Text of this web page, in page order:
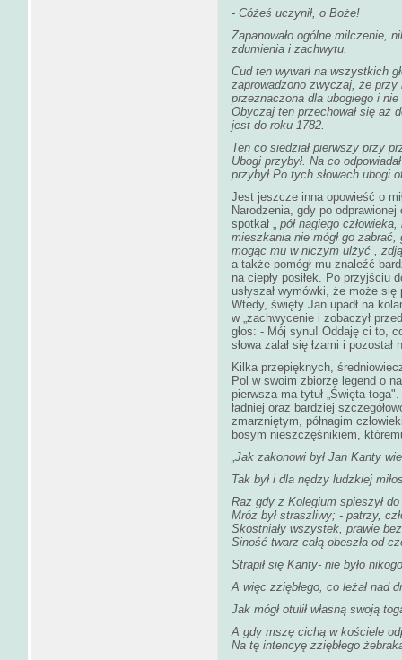
- Cóżeś uczynił, o Boże!
Zapanowało ogólne milczenie,
zdumienia i zachwytu.
Cud ten wywarł na wszystkich
zaprowadzono zwyczaj, że
przeznaczona dla ubogiego i
Obyczaj ten przechował się aż
jest do roku 1782.
Ten co siedział pierwszy przy
Ubogi przybył. Na co
przybył.Po tych słowach ubogi
Jest jeszcze inna opowieść o
Narodzenia, gdy po
spotkał „ pół nagiego
mieszkania nie mógł go
mogąc mu w niczym ulżyć ,
a także pomógł mu znaleźć
na ciepły posiłek. Po przyjściu
usłyszał wymówki, że może
Wtedy, święty Jan upadł na
w „zachwycenie i zobaczył
głos: - Mój synu! Oddaję ci to,
słowa zalał się łzami i
Kilka przepięknych,
Pol w swoim zbiorze legend o
pierwsza ma tytuł „Święta
ładniej oraz bardziej
zmarzniętym, półnagim
bosym nieszczęśnikiem,
„Jak zakonowi był Jan Kanty
Tak był i dla nędzy ludzkiej
Raz gdy z Kolegium spieszył do
Mróz był straszliwy; - patrzy,
Skostniały wszystek, prawie
Siność twarz całą obeszła od
Strapił się Kanty- nie było
A więc zziębłego, co leżał nad
Jak mógł otulił własną swoją
A gdy mszę cichą w kościele
Na tę intencyę zziębłego